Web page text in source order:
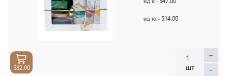
ВІД 10 –
ВІД 100 – 514.00
1
шт
+
-
582.00